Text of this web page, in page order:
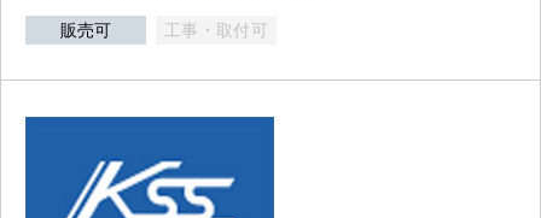
販売可 工事・取付可